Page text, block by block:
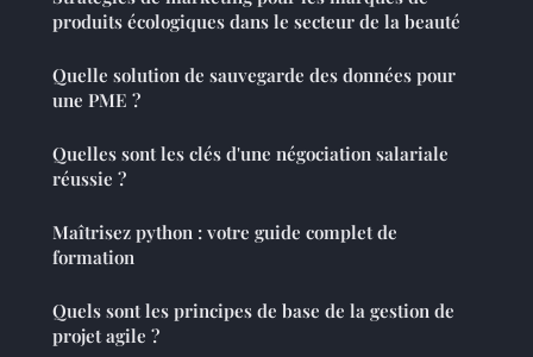
produits écologiques dans le secteur de la beauté
Quelle solution de sauvegarde des données pour
une PME ?
Quelles sont les clés d'une négociation salariale
réussie ?
Maîtrisez python : votre guide complet de
formation
Quels sont les principes de base de la gestion de
projet agile ?